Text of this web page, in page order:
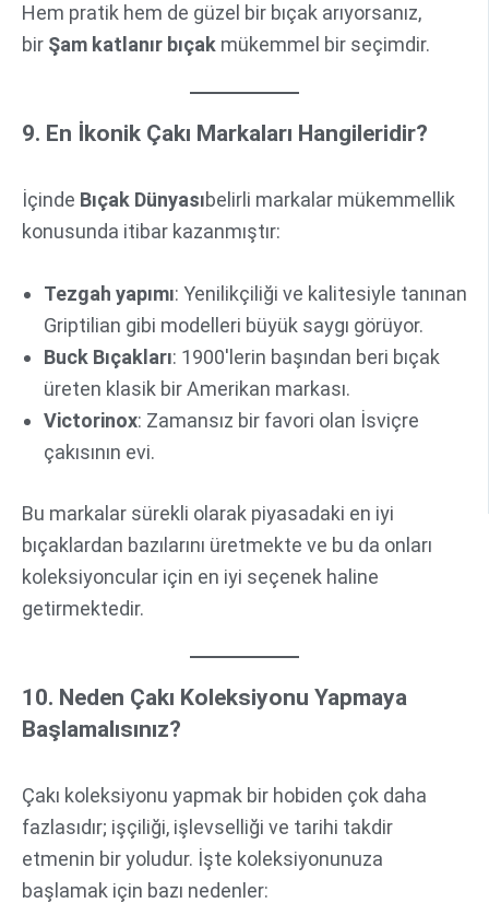
Hem pratik hem de güzel bir bıçak arıyorsanız,
bir Şam katlanır bıçak mükemmel bir seçimdir.
9. En İkonik Çakı Markaları Hangileridir?
İçinde Bıçak Dünyasıbelirli markalar mükemmellik
konusunda itibar kazanmıştır:
Tezgah yapımı: Yenilikçiliği ve kalitesiyle tanınan
Griptilian gibi modelleri büyük saygı görüyor.
Buck Bıçakları: 1900'lerin başından beri bıçak
üreten klasik bir Amerikan markası.
Victorinox: Zamansız bir favori olan İsviçre
çakısının evi.
Bu markalar sürekli olarak piyasadaki en iyi
bıçaklardan bazılarını üretmekte ve bu da onları
koleksiyoncular için en iyi seçenek haline
getirmektedir.
10. Neden Çakı Koleksiyonu Yapmaya
Başlamalısınız?
Çakı koleksiyonu yapmak bir hobiden çok daha
fazlasıdır; işçiliği, işlevselliği ve tarihi takdir
etmenin bir yoludur. İşte koleksiyonunuza
başlamak için bazı nedenler: